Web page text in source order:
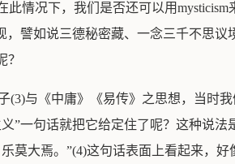
情况下，我们是否还可以用
譬如说三德秘密藏、一念三千不思
(3)与《中庸》《易传》之思想，当时
一句话就把它给定住了呢？这种说法
大焉。”(4)这句话表面上看起来，好